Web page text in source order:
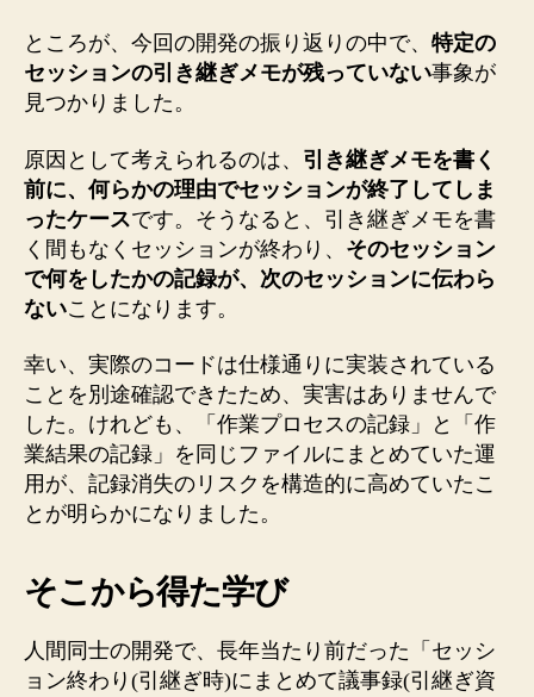
ところが、今回の開発の振り返りの中で、 特定の
セッションの引き継ぎメモが残っていない事象が
見つかりました。
原因として考えられるのは、 引き継ぎメモを書く
前に、何らかの理由でセッションが終了してしま
ったケースです。そうなると、引き継ぎメモを書
く間もなくセッションが終わり、 そのセッション
で何をしたかの記録が、次のセッションに伝わら
ないことになります。
幸い、実際のコードは仕様通りに実装されている
ことを別途確認できたため、実害はありませんで
した。けれども、「作業プロセスの記録」と「作
業結果の記録」を同じファイルにまとめていた運
用が、記録消失のリスクを構造的に高めていたこ
とが明らかになりました。
そこから得た学び
人間同士の開発で、長年当たり前だった「セッシ
ョン終わり(引継ぎ時)にまとめて議事録(引継ぎ資